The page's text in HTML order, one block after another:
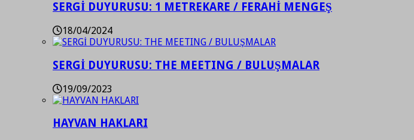
SERGİ DUYURUSU: 1 METREKARE / FERAHİ MENGEŞ
18/04/2024
SERGİ DUYURUSU: THE MEETING / BULUŞMALAR
19/09/2023
HAYVAN HAKLARI